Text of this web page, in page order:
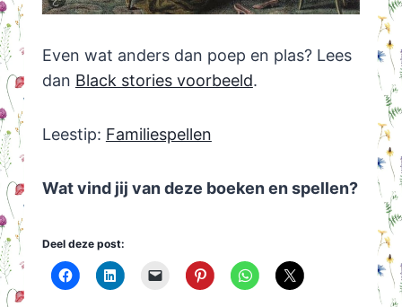
Even wat anders dan poep en plas? Lees
dan Black stories voorbeeld.
Leestip: Familiespellen
Wat vind jij van deze boeken en spellen?
Deel deze post: